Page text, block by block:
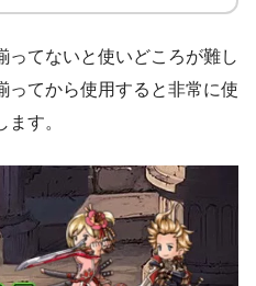
ってないと使いどころが難し
ってから使用すると非常に使
す。